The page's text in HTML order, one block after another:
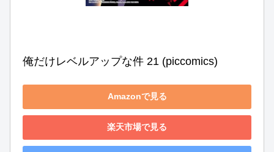
俺だけレベルアップな件 21 (piccomics)
Amazonで見る
楽天市場で見る